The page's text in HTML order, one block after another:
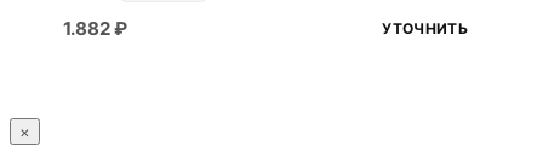
1.882₽ УТОЧНИТЬ
×